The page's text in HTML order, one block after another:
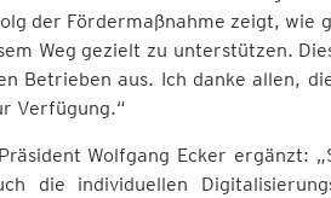
der Fördermaßnahme zeigt, wie
Weg gezielt zu unterstützen.
Betrieben aus. Ich danke allen,
Verfügung.“
Wolfgang Ecker ergänzt:
die individuellen